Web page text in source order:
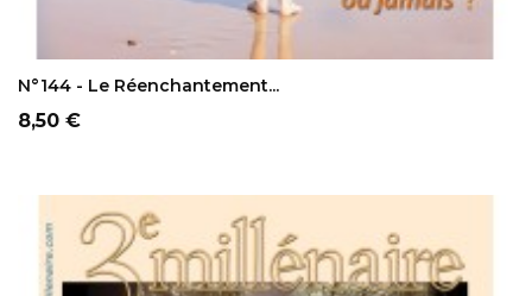
AJOUTER AU PANIER
N°144 - Le Réenchantement...
Prix
8,50 €